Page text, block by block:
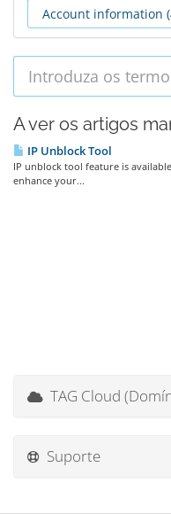
A ver os artigos
IP Unblock Tool
IP unblock tool feature is
enhance your...
TAG Cloud
Suporte